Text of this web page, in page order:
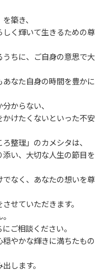
築き、
く輝いて生きるための尊
ちに、ご自身の意思で大
なた自身の時間を豊かに
からない、
けたくないといった不安
整理」のカメシタは、
い、大切な人生の節目を
なく、あなたの想いを尊
せていただきます。
ご相談ください。
やかな輝きに満ちたもの
します。